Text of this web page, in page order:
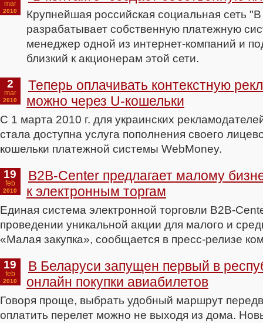
mar
2010
Крупнейшая российская социальная сеть "В
разрабатывает собственную платежную
менеджер одной из интернет-компаний и
близкий к акционерам этой сети.
2
mar
2010
Теперь оплачивать контекстную
можно через U-кошельки
С 1 марта 2010 г. для украинских
стала доступна услуга пополнения своего
кошельки платежной системы WebMoney.
19
feb
2010
B2B-Center предлагает малому
к электронным торгам
Единая система электронной торговли B2B-
проведении уникальной акции для малого и
«Малая закупка», сообщается в пресс-релизе
19
feb
2010
В Беларуси запущен первый в
онлайн покупки авиабилетов
Говоря проще, выбрать удобный маршрут
оплатить перелет можно не выходя из дома.